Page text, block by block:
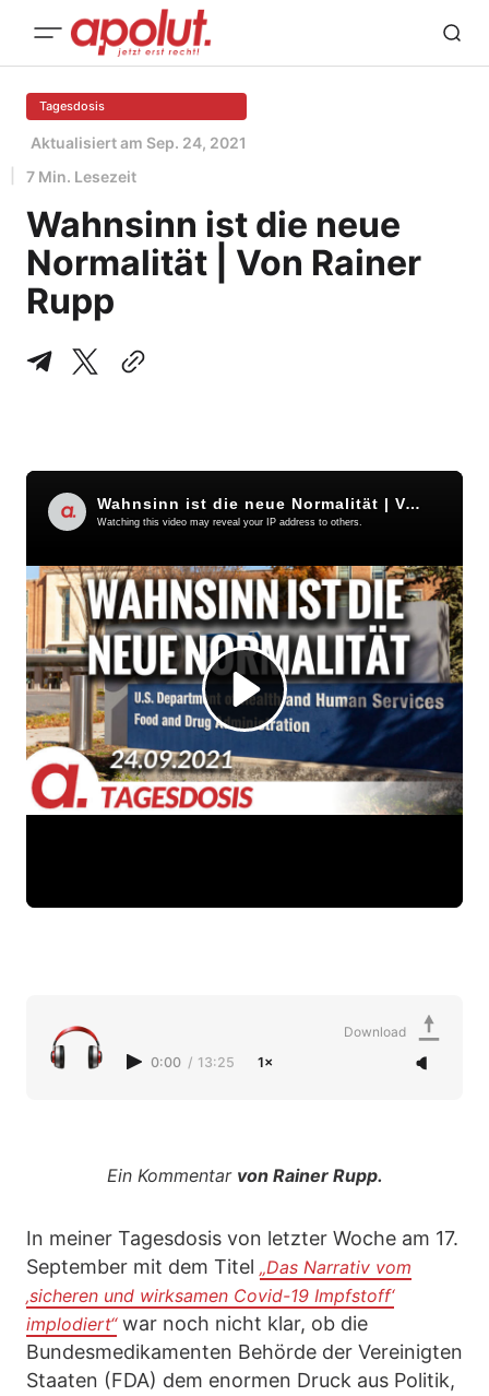
Tagesdosis
Aktualisiert am Sep. 24, 2021
7 Min. Lesezeit
Wahnsinn ist die neue
Normalität | Von Rainer
Rupp
0:00 / 13:25 1×
Download
Ein Kommentar von Rainer Rupp.
In meiner Tagesdosis von letzter Woche am 17.
September mit dem Titel „Das Narrativ vom
‚sicheren und wirksamen Covid-19 Impfstoff‘
implodiert“war noch nicht klar, ob die
Bundesmedikamenten Behörde der Vereinigten
Staaten (FDA) dem enormen Druck aus Politik,